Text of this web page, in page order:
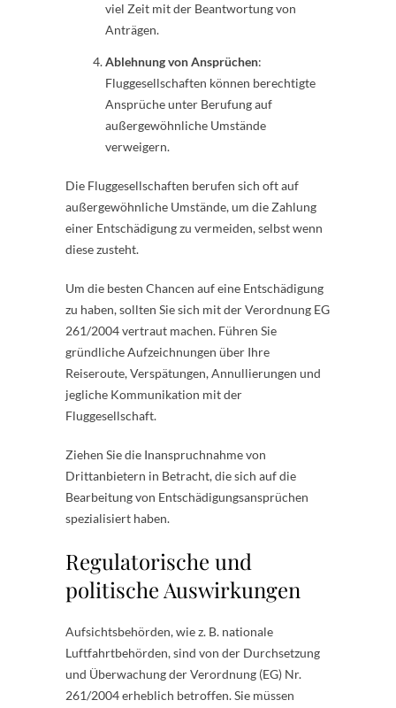
viel Zeit mit der Beantwortung von
Anträgen.
Ablehnung von Ansprüchen:
Fluggesellschaften können berechtigte
Ansprüche unter Berufung auf
außergewöhnliche Umstände
verweigern.
Die Fluggesellschaften berufen sich oft auf
außergewöhnliche Umstände, um die Zahlung
einer Entschädigung zu vermeiden, selbst wenn
diese zusteht.
Um die besten Chancen auf eine Entschädigung
zu haben, sollten Sie sich mit der Verordnung EG
261/2004 vertraut machen. Führen Sie
gründliche Aufzeichnungen über Ihre
Reiseroute, Verspätungen, Annullierungen und
jegliche Kommunikation mit der
Fluggesellschaft.
Ziehen Sie die Inanspruchnahme von
Drittanbietern in Betracht, die sich auf die
Bearbeitung von Entschädigungsansprüchen
spezialisiert haben.
Regulatorische und
politische Auswirkungen
Aufsichtsbehörden, wie z. B. nationale
Luftfahrtbehörden, sind von der Durchsetzung
und Überwachung der Verordnung (EG) Nr.
261/2004 erheblich betroffen. Sie müssen